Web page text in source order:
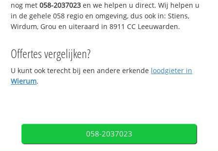
nog met058-2037023 en we helpen u direct. Wij helpen u
in de gehele 058 regio en omgeving, dus ook in: Stiens,
Wirdum, Grou en uiteraard in 8911 CC Leeuwarden.
Offertes vergelijken?
U kunt ook terecht bij een andere erkende loodgieter in
Wierum.
058-2037023